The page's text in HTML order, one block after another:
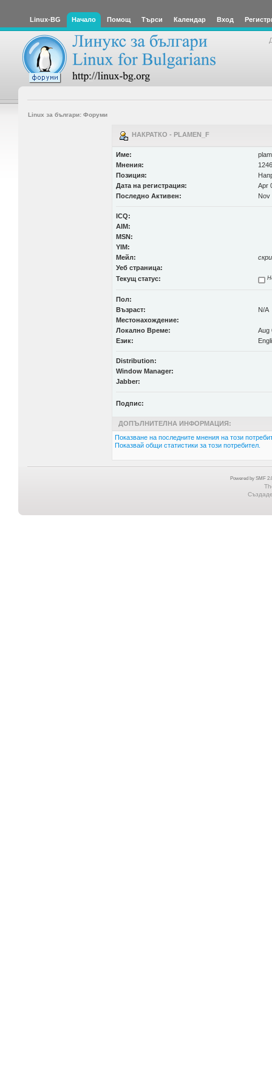
Linux-BG Начало Помощ Търси Календар Вход
Linux за българи: Форуми
НАКРАТКО - PLAMEN_F
Име:
Мнения:
Позиция:
Дата на регистрация:
Apr
Последно Активен:
Nov
ICQ:
AIM:
MSN:
YIM:
Мейл:
Уеб страница:
Текущ статус:
Пол:
Възраст:
N/A
Местонахождение:
Локално Време:
Aug
Език:
Distribution:
Window Manager:
Jabber:
Подпис:
ДОПЪЛНИТЕЛНА ИНФОРМАЦИЯ:
Показване на последните мнения на този
Показвай общи статистики за този потребител.
Powered by SMF